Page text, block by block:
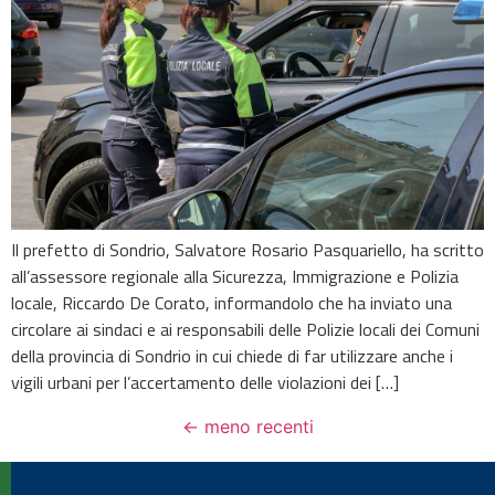
Il prefetto di Sondrio, Salvatore Rosario Pasquariello, ha scritto
all’assessore regionale alla Sicurezza, Immigrazione e Polizia
locale, Riccardo De Corato, informandolo che ha inviato una
circolare ai sindaci e ai responsabili delle Polizie locali dei Comuni
della provincia di Sondrio in cui chiede di far utilizzare anche i
vigili urbani per l’accertamento delle violazioni dei […]
← meno recenti